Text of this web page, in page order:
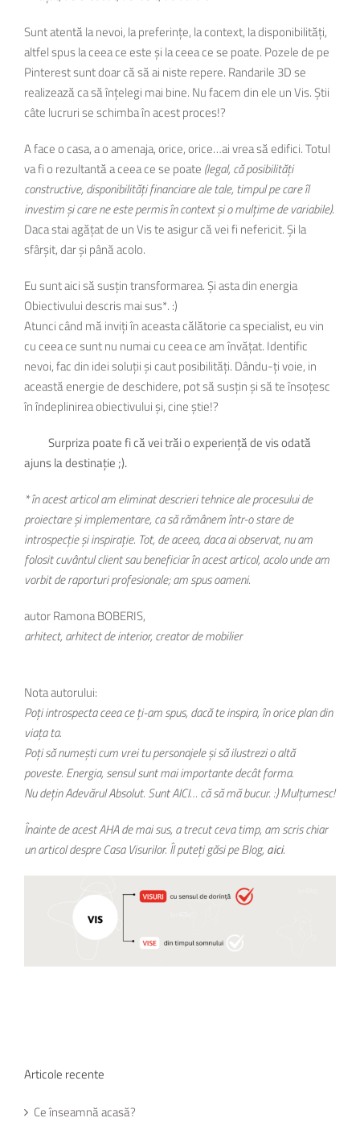
Sunt atentă la nevoi, la preferințe, la context, la disponibilități,
altfel spus la ceea ce este și la ceea ce se poate. Pozele de pe
Pinterest sunt doar că să ai niste repere. Randarile 3D se
realizează ca să înțelegi mai bine. Nu facem din ele un Vis. Știi
câte lucruri se schimba în acest proces!?
A face o casa, a o amenaja, orice, orice…ai vrea să edifici. Totul
va fi o rezultantă a ceea ce se poate (legal, că posibilități
constructive, disponibilități financiare ale tale, timpul pe care îl
investim și care ne este permis în context și o mulțime de variabile).
Daca stai agățat de un Vis te asigur că vei fi nefericit. Și la
sfârșit, dar și până acolo.
Eu sunt aici să susțin transformarea. Și asta din energia
Obiectivului descris mai sus*. :)
Atunci când mă inviți în aceasta călătorie ca specialist, eu vin
cu ceea ce sunt nu numai cu ceea ce am învățat. Identific
nevoi, fac din idei soluții și caut posibilități. Dându-ți voie, in
această energie de deschidere, pot să susțin și să te însoțesc
în îndeplinirea obiectivului și, cine știe!?
Surpriza poate fi că vei trăi o experiență de vis odată
ajuns la destinație ;).
* în acest articol am eliminat descrieri tehnice ale procesului de
proiectare și implementare, ca să rămânem într-o stare de
introspecție și inspirație. Tot, de aceea, daca ai observat, nu am
folosit cuvântul client sau beneficiar în acest articol, acolo unde am
vorbit de raporturi profesionale; am spus oameni.
autor Ramona BOBERIS,
arhitect, arhitect de interior, creator de mobilier
Nota autorului:
Poți introspecta ceea ce ți-am spus, dacă te inspira, în orice plan din
viața ta.
Poți să numești cum vrei tu personajele și să ilustrezi o altă
poveste. Energia, sensul sunt mai importante decât forma.
Nu dețin Adevărul Absolut. Sunt AICI… că să mă bucur. :) Mulțumesc!
Înainte de acest AHA de mai sus, a trecut ceva timp, am scris chiar
un articol despre Casa Visurilor. Îl puteți găsi pe Blog, aici.
Articole recente
Ce înseamnă acasă?